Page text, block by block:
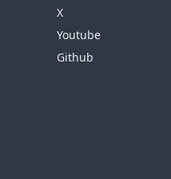
X
Youtube
Github